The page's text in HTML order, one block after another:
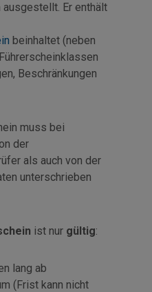
Er enthält
beinhaltet (neben
Beschränkungen
muss bei
der
als auch von der
unterschrieben
ist nur gültig:
lang ab
(Frist kann nicht